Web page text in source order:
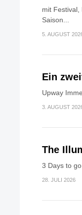
mit Festival,
Saison...
5. AUGUST
Ein
Upway
3. AUGUST
The
3 Days to
28. JULI 2026